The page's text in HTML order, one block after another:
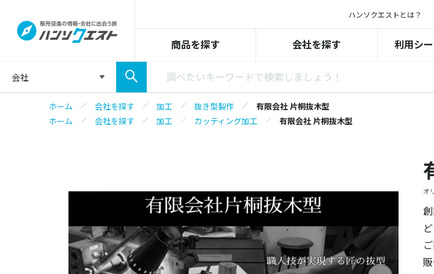
ハンソクエストとは？
商品を探す 会社を探す 利用シ
会社
ホーム 会社を探す 加工 抜き型製作
有限会社 片桐抜木型
ホーム
会社を探す 加工 カッティング加工 有限会社 片桐抜木型
オ